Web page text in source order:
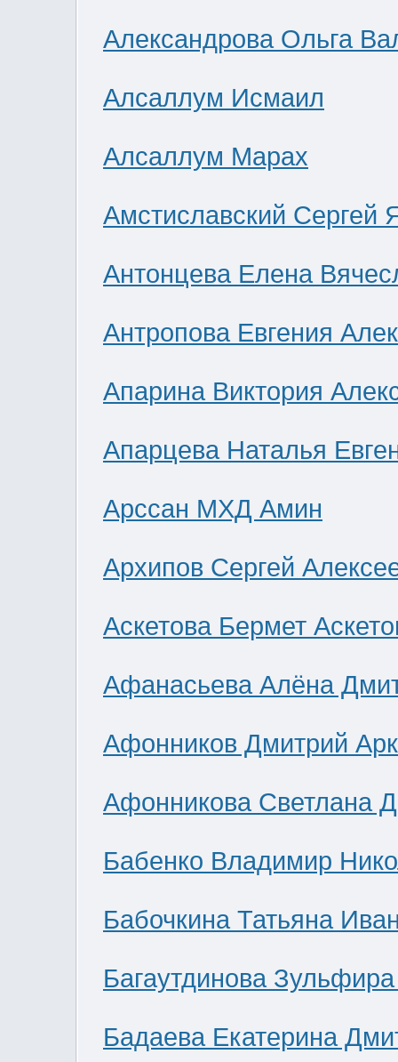
Александрова Ольга
Алсаллум Исмаил
Алсаллум Марах
Амстиславский Сергей
Антонцева Елена
Антропова Евгения
Апарина Виктория
Апарцева Наталья
Арссан МХД Амин
Архипов Сергей
Аскетова Бермет
Афанасьева Алёна
Афонников Дмитрий
Афонникова Светлана
Бабенко Владимир
Бабочкина Татьяна
Багаутдинова
Бадаева Екатерина